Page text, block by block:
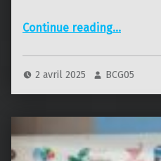
Continue reading“Nathan au championnat de France UNSS”
…
2 avril 2025 BCG05